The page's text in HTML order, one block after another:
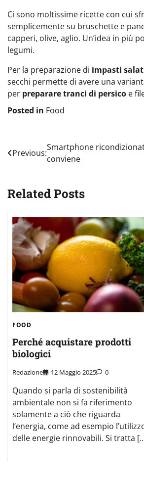
Ci sono moltissime ricette con cui
semplicemente su bruschette e
capperi, olive, aglio. Un’idea in più
legumi.
Per la preparazione di impasti
secchi permette di avere una
per preparare tranci di persico e
Posted in Food
Navigazione
articoli
Previous:
Smartphone
conviene
Related Posts
FOOD
Perché acquistare prodotti
biologici
Redazione 12 Maggio 2025 0
Quando si parla di sostenibilità
ambientale non si fa riferimento
solamente a ciò che riguarda
l’energia, come ad esempio
delle energie rinnovabili. Si tratta